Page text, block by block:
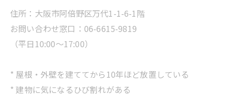
住所：大阪市阿倍野区万代1-1-6-1階
お問い合わせ窓口：06-6615-9819
（平日10:00～17:00）
* 屋根・外壁を建ててから10年ほど放置している
* 建物に気になるひび割れがある